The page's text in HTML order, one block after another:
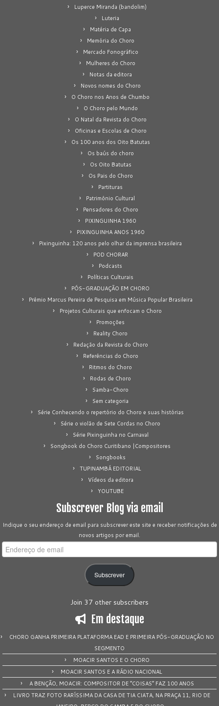
Luperce Miranda (bandolim)
Luteria
Matéria de Capa
Memória do Choro
Mercado Fonográfico
Mulheres do Choro
Notas da editora
Novos nomes do Choro
O Choro nos Anos de Chumbo
O Choro pelo Mundo
O Natal da Revista do Choro
Oficinas e Escolas de Choro
Os 100 anos dos Oito Batutas
Os baús do choro
Os Oito Batutas
Os Pais do Choro
Partituras
Patrimônio Cultural
Pensadores do Choro
PIXINGUINHA 1960
PIXINGUINHA ANOS 1960
Pixinguinha: 120 anos pelo olhar da imprensa brasileira
POD CHORAR
Podcasts
Políticas Culturais
PÓS-GRADUAÇÃO EM CHORO
Prêmio Marcus Pereira de Pesquisa em Música Popular Brasileira
Projetos Culturais que enfocam o Choro
Promoções
Reality Choro
Redação da Revista do Choro
Referências do Choro
Ritmos do Choro
Rodas de Choro
Samba-Choro
Sem categoria
Série Conhecendo o repertório do Choro e suas histórias
Série o violão de Sete Cordas no Choro
Série Pixinguinha no Carnaval
Songbook do Choro Curitibano |Compositores
Songbooks
TUPINAMBÁ EDITORIAL
Vídeos da editora
YOUTUBE
Subscrever Blog via email
Indique o seu endereço de email para subscrever este site e receber notificações de
novos artigos por email.
Endereço
de
Subscrever
Join 37 other subscribers
Em destaque
CHORO GANHA PRIMEIRA PLATAFORMA EAD E PRIMEIRA PÓS-GRADUAÇÃO NO
SEGMENTO
MOACIR SANTOS E O CHORO
MOACIR SANTOS E A RÁDIO NACIONAL
A BENÇÃO, MOACIR: COMPOSITOR DE “COISAS” FAZ 100 ANOS
LIVRO TRAZ FOTO RARÍSSIMA DA CASA DE TIA CIATA, NA PRAÇA 11, RIO DE